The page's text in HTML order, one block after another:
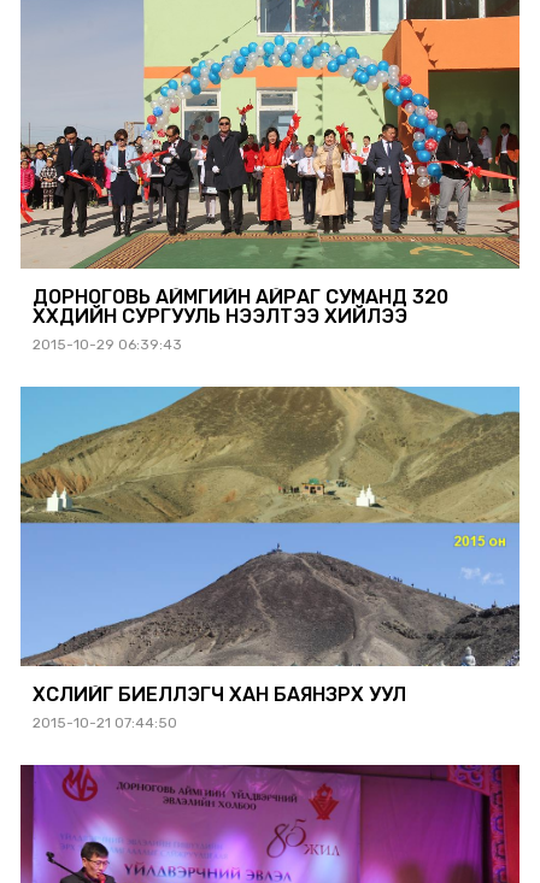
ДОРНОГОВЬ АЙМГИЙН АЙРАГ СУМАНД 320
ХҮҮХДИЙН СУРГУУЛЬ НЭЭЛТЭЭ ХИЙЛЭЭ
2015-10-29 06:39:43
ХҮСЛИЙГ БИЕЛҮҮЛЭГЧ ХАН БАЯНЗҮРХ УУЛ
2015-10-21 07:44:50